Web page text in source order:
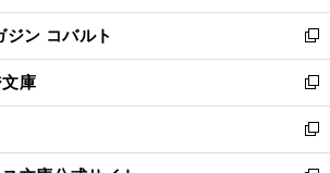
開
く
ウ
で
開
く
ン
ド
ウ
で
開
く
ウ
ィ
ン
ド
ウ
で
開
ン コバルト
新
し
い
ウ
ィ
ン
庫
新
し
い
ウ
新
し